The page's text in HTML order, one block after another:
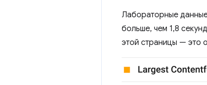
Лабораторные
больше, чем 1,8
этой страницы — это